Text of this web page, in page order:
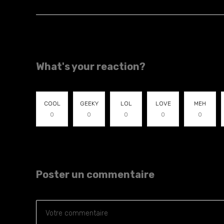
What's your reaction?
COOL
0
GEEKY
0
LOL
0
LOVE
0
MEH
0
Poster un commentaire